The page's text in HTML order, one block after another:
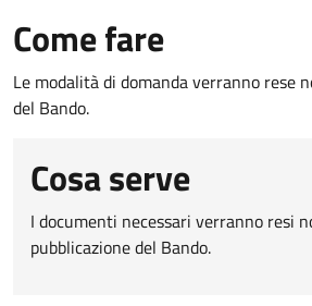
Come fare
Le modalità di domanda verranno rese
del Bando.
Cosa serve
I documenti necessari verranno resi
pubblicazione del Bando.